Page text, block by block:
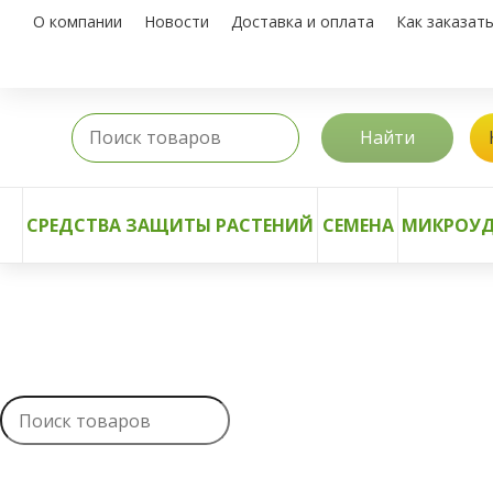
О компании Новости Доставка и оплата Как заказать
Найти
СРЕДСТВА ЗАЩИТЫ РАСТЕНИЙ СЕМЕНА